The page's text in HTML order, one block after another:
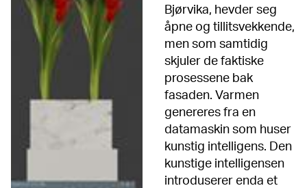
Bjørvika, hevder seg
åpne og tillitsvekkende,
men som samtidig
skjuler de faktiske
prosessene bak
fasaden. Varmen
genereres fra en
datamaskin som huser
kunstig intelligens. Den
kunstige intelligensen
introduserer enda et